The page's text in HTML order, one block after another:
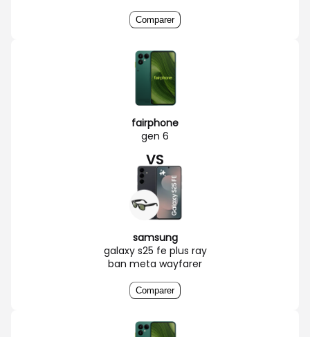
Comparer
fairphone
gen 6
VS
samsung
galaxy s25 fe plus ray
ban meta wayfarer
Comparer